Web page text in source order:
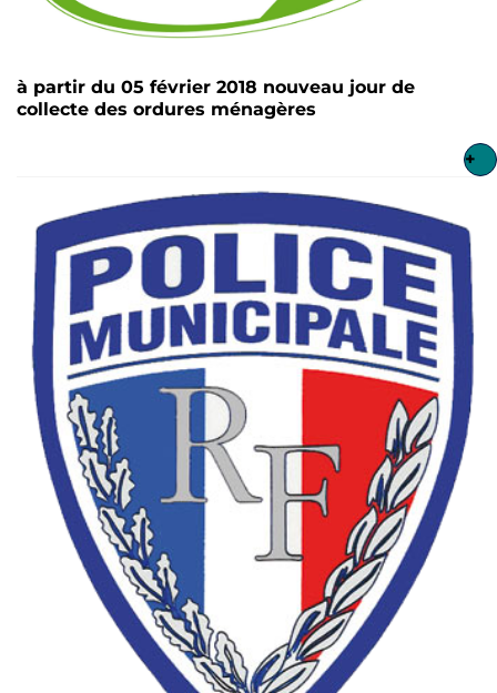
à partir du 05 février 2018 nouveau jour de
collecte des ordures ménagères
+